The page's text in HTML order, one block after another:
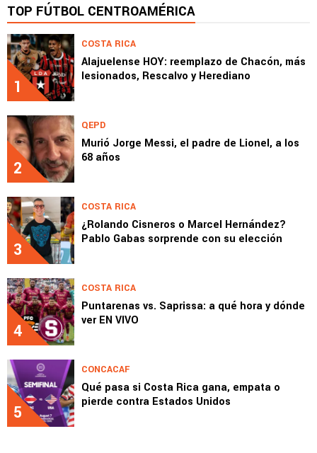
TOP FÚTBOL CENTROAMÉRICA
1
COSTA RICA
Alajuelense HOY: reemplazo de Chacón, más
lesionados, Rescalvo y Herediano
2
QEPD
Murió Jorge Messi, el padre de Lionel, a los
68 años
3
COSTA RICA
¿Rolando Cisneros o Marcel Hernández?
Pablo Gabas sorprende con su elección
4
COSTA RICA
Puntarenas vs. Saprissa: a qué hora y dónde
ver EN VIVO
5
CONCACAF
Qué pasa si Costa Rica gana, empata o
pierde contra Estados Unidos